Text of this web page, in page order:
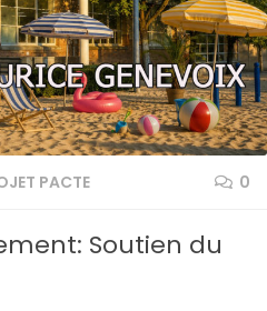
PACTE 0
Soutien du